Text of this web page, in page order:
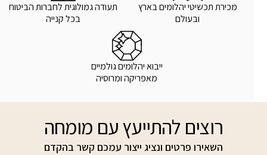
תעודה גמולוגית לחברות הביטוח
בכל קנייה
מכירת תכשיטי יהלומים בארץ
ובעולם
ייבוא יהלומים גולמיים
מאפריקה ומרוסיה
רוצים להתייעץ עם מומחה
השאירו פרטים ונציג ייצור עמכם קשר בהקדם